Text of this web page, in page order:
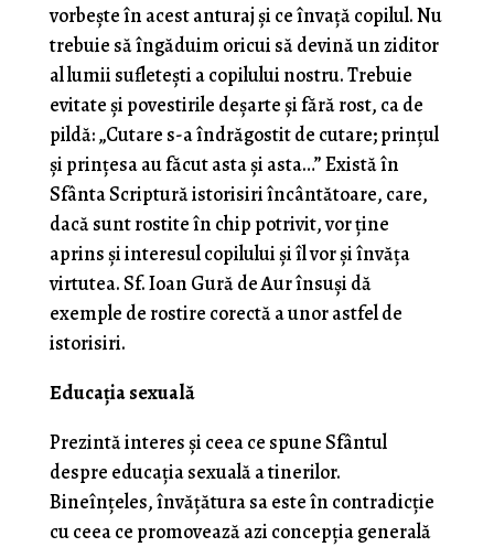
vorbeşte în acest anturaj şi ce învaţă copilul. Nu
trebuie să îngăduim oricui să devină un ziditor
al lumii sufleteşti a copilului nos­tru. Trebuie
evitate şi povestirile deşarte şi fără rost, ca de
pildă: „Cutare s-a îndrăgostit de cutare; prinţul
şi prinţesa au făcut asta şi asta…” Există în
Sfânta Scrip­tură istorisiri încântătoare, care,
dacă sunt rostite în chip potrivit, vor ţine
aprins şi interesul copilului şi îl vor şi învăţa
virtutea. Sf. Ioan Gură de Aur însuşi dă
exemple de rostire corectă a unor astfel de
istorisiri.
Educația sexuală
Prezintă interes şi ceea ce spune Sfântul
despre educaţia sexuală a tinerilor.
Bineînţeles, învăţătura sa este în contradicţie
cu ceea ce promovează azi concepția generală